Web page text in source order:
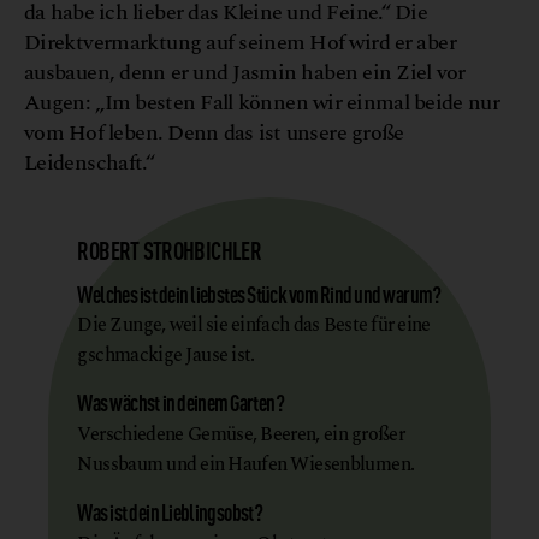
da habe ich lieber das Kleine und Feine.“ Die
Direktvermarktung auf seinem Hof wird er aber
ausbauen, denn er und Jasmin haben ein Ziel vor
Augen: „Im besten Fall können wir einmal beide nur
vom Hof leben. Denn das ist unsere große
Leidenschaft.“
ROBERT STROHBICHLER
Welches ist dein liebstes Stück vom Rind und warum?
Die Zunge, weil sie einfach das Beste für eine
gschmackige Jause ist.
Was wächst in deinem Garten?
Verschiedene Gemüse, Beeren, ein großer
Nussbaum und ein Haufen Wiesenblumen.
Was ist dein Lieblingsobst?